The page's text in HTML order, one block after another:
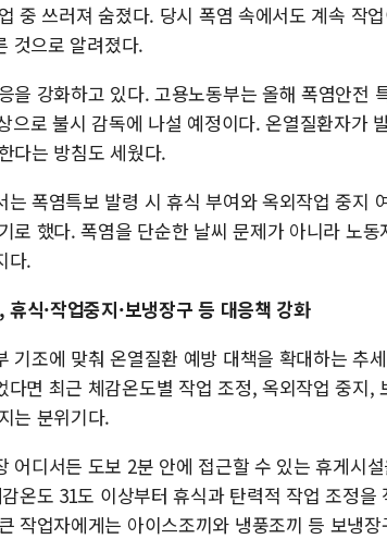
중 쓰러져 숨졌다. 당시 폭염 속에서도 계속 작
것으로 알려졌다.
을 강화하고 있다. 고용노동부는 올해 폭염안전
으로 불시 감독에 나설 예정이다. 온열질환자가
다는 방침도 세웠다.
는 폭염특보 발령 시 휴식 부여와 옥외작업 중지
로 했다. 폭염을 단순한 날씨 문제가 아니라 노
다.
식·작업중지·보냉장구 등 대응책 강화
기조에 맞춰 온열질환 예방 대책을 확대하는 추
다면 최근 체감온도별 작업 조정, 옥외작업 중지,
는 분위기다.
어디서든 도보 2분 안에 접근할 수 있는 휴게시
온도 31도 이상부터 휴식과 탄력적 작업 조정을
작업자에게는 아이스조끼와 냉풍조끼 등 보냉